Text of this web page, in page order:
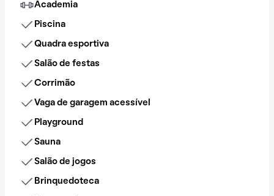
Academia
Piscina
Quadra esportiva
Salão de festas
Corrimão
Vaga de garagem acessível
Playground
Sauna
Salão de jogos
Brinquedoteca